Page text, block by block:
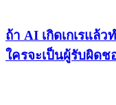
ถ้า AI เกิดเกเรแล้
ใครจะเป็นผู้รับผิดช